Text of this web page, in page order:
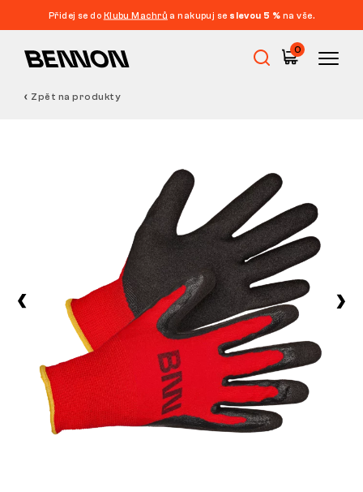
Přidej se do Klubu Machrů a nakupuj se slevou 5 % na vše.
0
Outdoor
Volnočasová obuv
Tactical
Zpět na produkty